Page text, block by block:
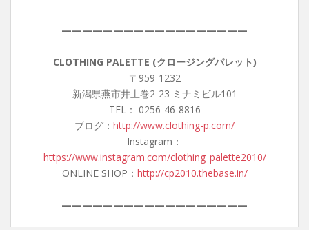
——————————————————
CLOTHING PALETTE (クロージングパレット)
〒959-1232
新潟県燕市井土巻2-23 ミナミビル101
TEL： 0256-46-8816
ブログ： http://www.clothing-p.com/
Instagram：
https://www.instagram.com/clothing_palette2010/
ONLINE SHOP： http://cp2010.thebase.in/
——————————————————